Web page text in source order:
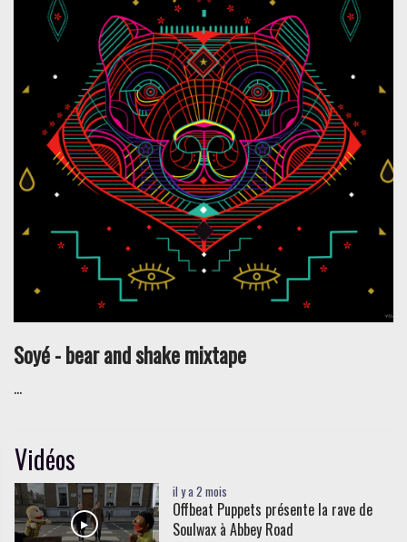
Soyé - bear and shake mixtape
...
Vidéos
il y a 2 mois
Offbeat Puppets présente la rave de
Soulwax à Abbey Road